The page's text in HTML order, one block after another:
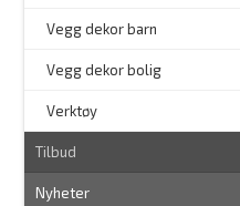
Vegg dekor barn
Vegg dekor bolig
Verktøy
Tilbud
Nyheter